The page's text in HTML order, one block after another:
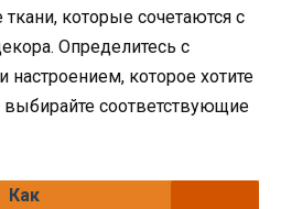
которые сочетаются с
Определитесь с
которое хотите
выбирайте соответствующие
Как